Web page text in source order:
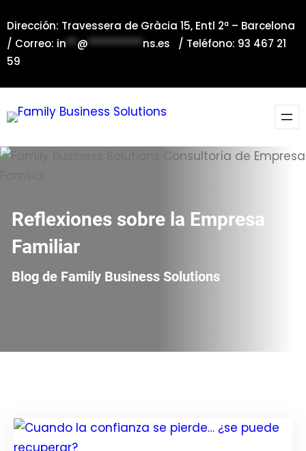
al
contenido
Dirección: Travessera de Gràcia 15, Entl 2ª – Barcelona
/ Correo: in**@**********ns.es / Teléfono: 93 467 21
59
Reflexiones sobre la Empresa
Familiar
Blog de Family Business Solutions